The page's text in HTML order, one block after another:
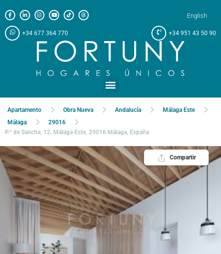
English
+34 677 364 770 +34 951 43 50 90
Apartamento Obra Nueva Andalucía
Málaga Este
Málaga
29016
P.º de Sancha, 12, Málaga-Este, 29016 Málaga, España
Compartir